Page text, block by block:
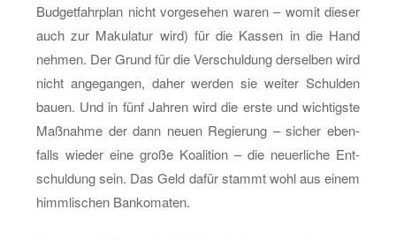
Bud­get­fahr­plan nicht vor­ge­se­hen waren – womit die­ser
auch zur Ma­ku­la­tur wird) für die Kas­sen in die Hand
neh­men. Der Grund für die Ver­schul­dung der­sel­ben wird
nicht an­ge­gan­gen, daher wer­den sie wei­ter Schul­den
bauen. Und in fünf Jah­ren wird die erste und wich­tigs­te
Maß­nah­me der dann neuen Re­gie­rung – si­cher eben­
falls wie­der eine große Ko­ali­ti­on – die neu­er­li­che Ent­
schul­dung sein. Das Geld dafür stammt wohl aus einem
himm­li­schen Ban­ko­ma­ten.